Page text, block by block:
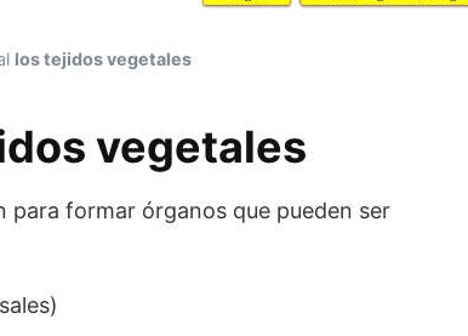
los tejidos vegetales
vegetales
para formar órganos que pueden ser